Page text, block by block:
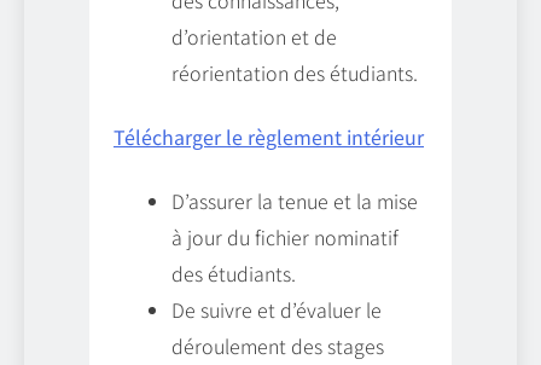
d’orientation et de
réorientation des étudiants.
Télécharger le règlement intérieur
D’assurer la tenue et la mise
à jour du fichier nominatif
des étudiants.
De suivre et d’évaluer le
déroulement des stages